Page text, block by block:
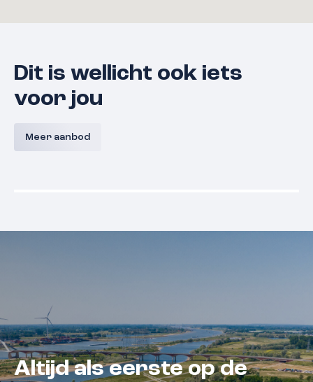
Dit is wellicht ook iets
voor jou
Meer aanbod
Bouwnummer 9 A,
Altijd als eerste op de